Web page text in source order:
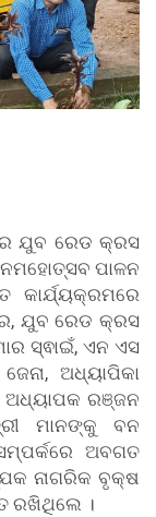
ଯୁବ ରେଡ କ୍ରସ
ପାଳନ
ଯୁବ ରେଡ କ୍ରସ
ସ୍ଵାଇଁ, ଏନ ଏସ
ଅଧ୍ୟାପିକା
ଅଧ୍ୟାପକ ରଞ୍ଜନ
ମାନଙ୍କୁ ବନ
ଅବଗତ
ନାଗରିକ ବୃକ୍ଷ
ରଖିଥିଲେ ।